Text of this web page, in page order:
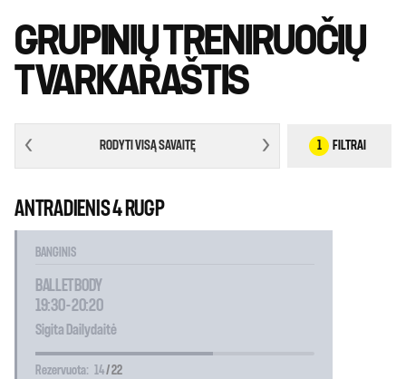
GRUPINIŲ TRENIRUOČIŲ
TVARKARAŠTIS
RODYTI VISĄ SAVAITĘ 1 FILTRAI
ANTRADIENIS 4 RUGP
BANGINIS
BALLET BODY
19:30 - 20:20
Sigita Dailydaitė
Rezervuota: 14/ 22